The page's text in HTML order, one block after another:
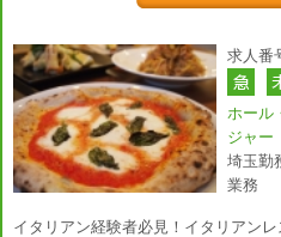
求人番
ホール
ジャー
埼玉勤
業務
イタリアン経験者必見！イタリアン